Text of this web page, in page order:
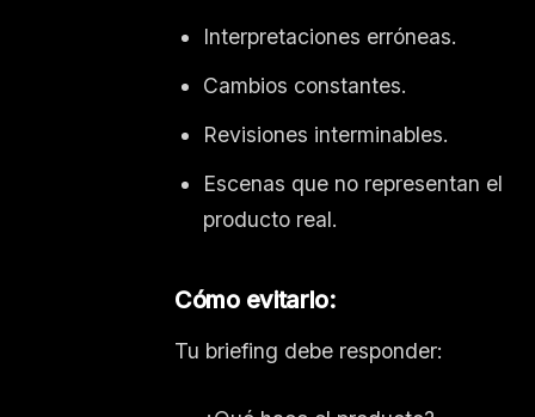
Interpretaciones erróneas.
Cambios constantes.
Revisiones interminables.
Escenas que no representan el
producto real.
Cómo evitarlo:
Tu briefing debe responder: